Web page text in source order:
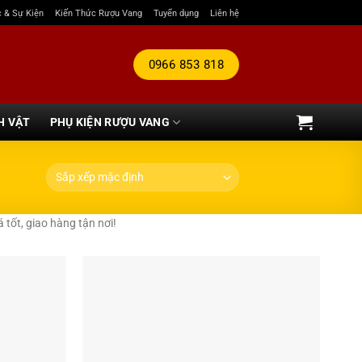
& Sự Kiện Kiến Thức Rượu Vang Tuyển dụng Liên hệ
0966 853 818
VẬT PHỤ KIỆN RƯỢU VANG
tốt, giao hàng tận nơi!